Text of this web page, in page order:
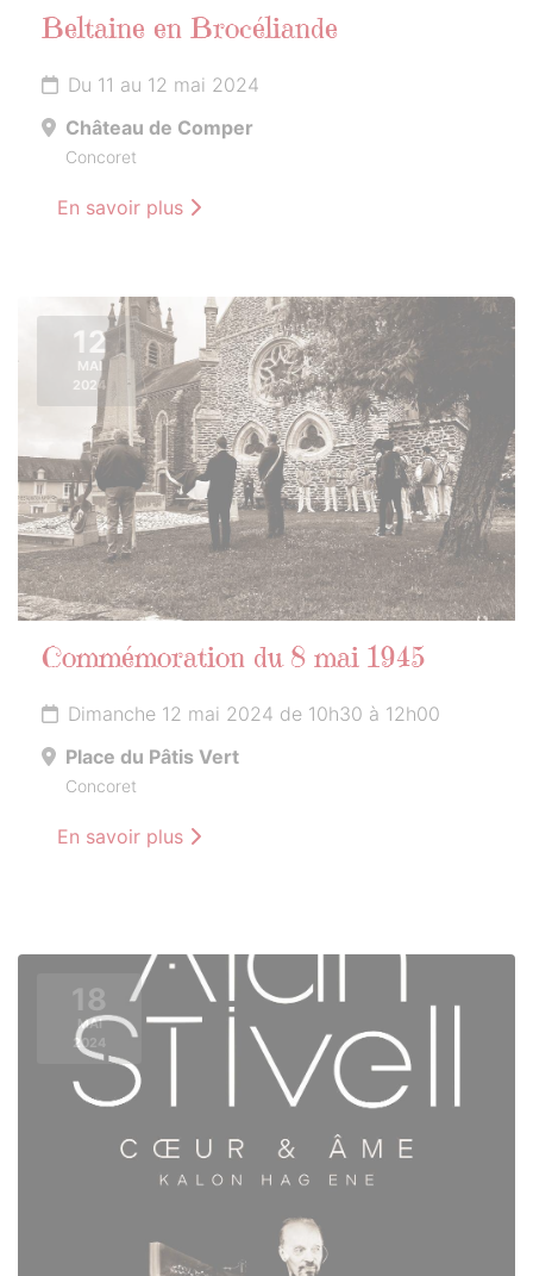
Beltaine en Brocéliande
Du 11 au 12 mai 2024
Château de Comper
Concoret
En savoir plus
12
MAI
2024
Commémoration du 8 mai 1945
Dimanche 12 mai 2024 de 10h30 à 12h00
Place du Pâtis Vert
Concoret
En savoir plus
18
MAI
2024